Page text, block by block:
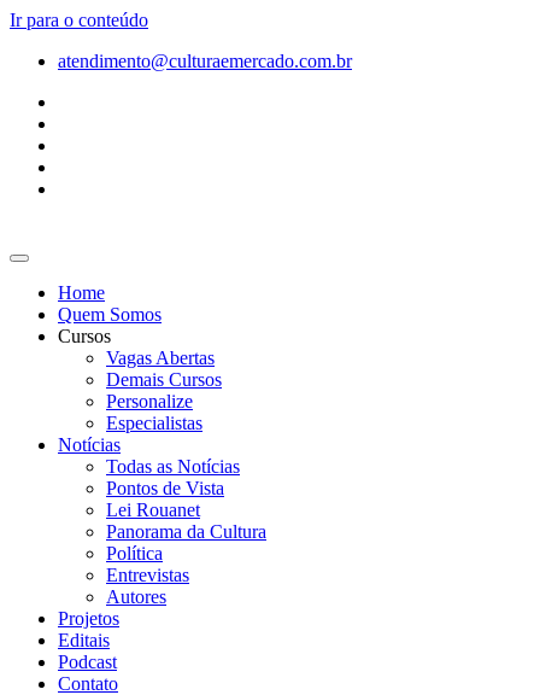
Ir para o conteúdo
atendimento@culturaemercado.com.br
Home
Quem Somos
Cursos
Vagas Abertas
Demais Cursos
Personalize
Especialistas
Notícias
Todas as Notícias
Pontos de Vista
Lei Rouanet
Panorama da Cultura
Política
Entrevistas
Autores
Projetos
Editais
Podcast
Contato